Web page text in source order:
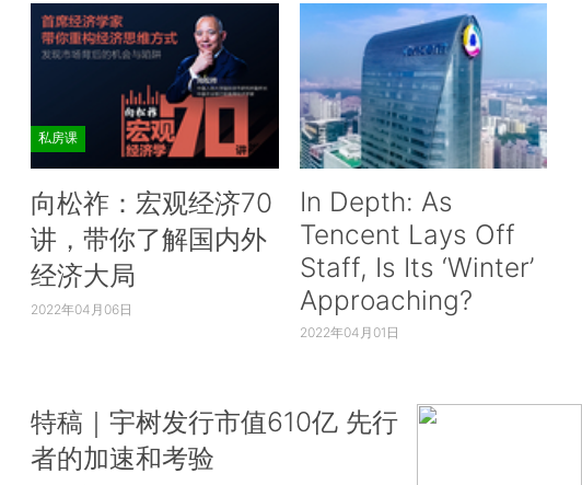
私房课
向松祚：宏观经济70
讲，带你了解国内外
经济大局
2022年04月06日
In Depth: As
Tencent Lays Off
Staff, Is Its ‘Winter’
Approaching?
2022年04月01日
特稿｜宇树发行市值610亿 先行
者的加速和考验